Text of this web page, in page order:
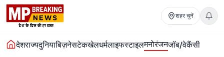
शहर चुनें
देशराज्यदुनियाबिज़नेसटेकखेलधर्मलाइफस्टाइलमनोरंजनजॉब/वेकैंसी